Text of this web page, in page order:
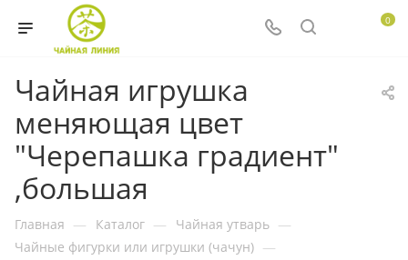
0
Чайная игрушка
меняющая цвет
"Черепашка градиент"
,большая
Главная — Каталог — Чайная утварь —
Чайные фигурки или игрушки (чачун) —